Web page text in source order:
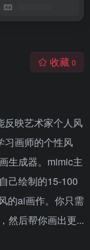
收藏 0
反映艺术家个人风
习画师的个性风
生成器。mimic主
己绘制的15-100
的ai画作。你只需
然后帮你画出更...